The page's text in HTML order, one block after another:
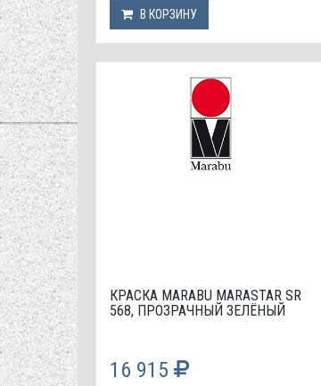
В КОРЗИНУ
КРАСКА МАRABU MARASTAR SR
568, ПРОЗРАЧНЫЙ ЗЕЛЁНЫЙ
16 915